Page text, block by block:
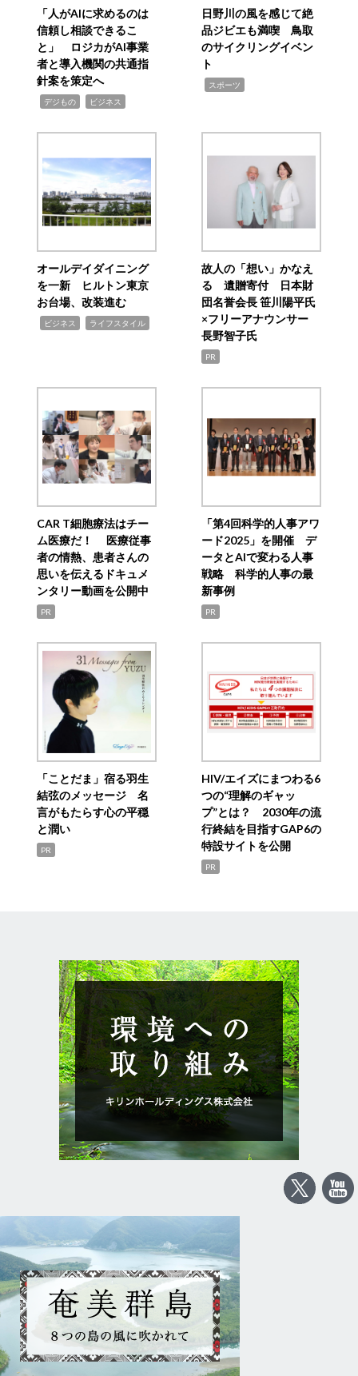
「人がAIに求めるのは
信頼し相談できるこ
と」 ロジカがAI事業
者と導入機関の共通指
針案を策定へ
デジもの ビジネス
日野川の風を感じて絶
品ジビエも満喫 鳥取
のサイクリングイベン
ト
スポーツ
オールデイダイニング
を一新 ヒルトン東京
お台場、改装進む
ビジネス ライフスタイル
故人の「想い」かなえ
る 遺贈寄付 日本財
団名誉会長 笹川陽平氏
×フリーアナウンサー
長野智子氏
PR
CAR T細胞療法はチー
ム医療だ！ 医療従事
者の情熱、患者さんの
思いを伝えるドキュメ
ンタリー動画を公開中
PR
「第4回科学的人事アワ
ード2025」を開催 デ
ータとAIで変わる人事
戦略 科学的人事の最
新事例
PR
「ことだま」宿る羽生
結弦のメッセージ 名
言がもたらす心の平穏
と潤い
PR
HIV/エイズにまつわる6
つの“理解のギャッ
プ”とは？ 2030年の流
行終結を目指すGAP6の
特設サイトを公開
PR